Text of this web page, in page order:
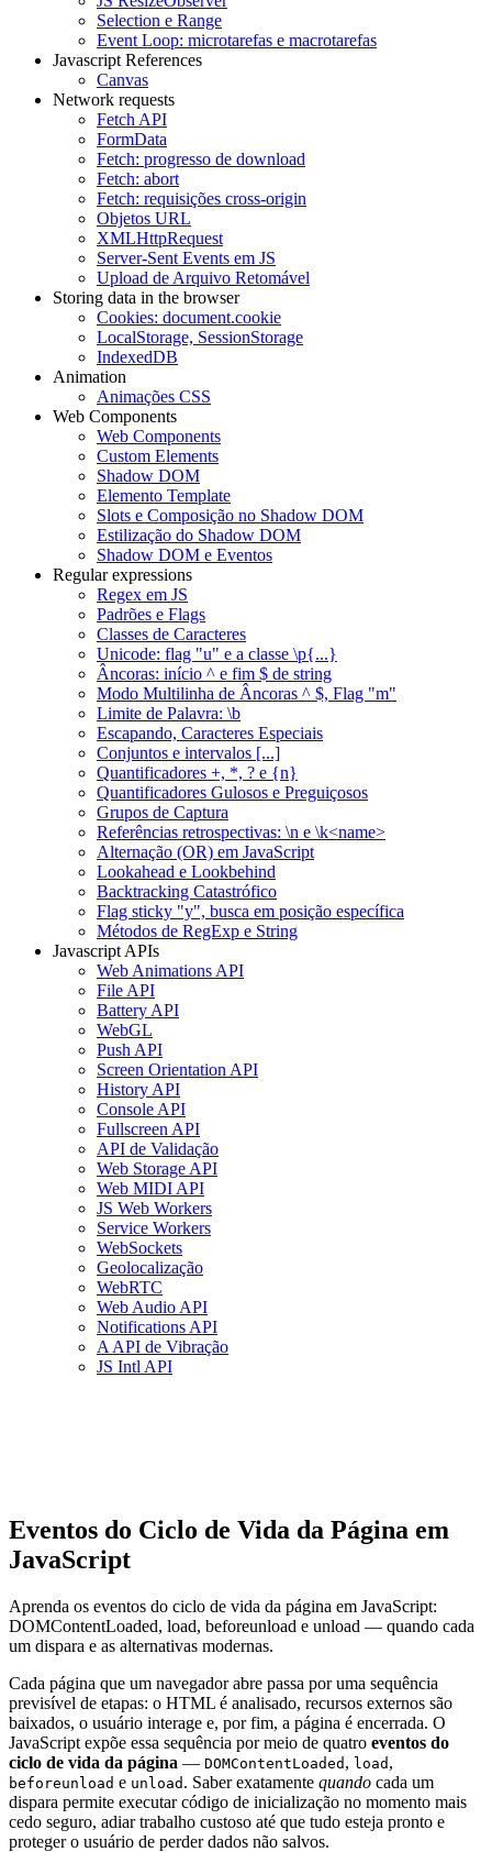
Selection e Range
Event Loop: microtarefas e macrotarefas
Javascript References
Canvas
Network requests
Fetch API
FormData
Fetch: progresso de download
Fetch: abort
Fetch: requisições cross-origin
Objetos URL
XMLHttpRequest
Server-Sent Events em JS
Upload de Arquivo Retomável
Storing data in the browser
Cookies: document.cookie
LocalStorage, SessionStorage
IndexedDB
Animation
Animações CSS
Web Components
Web Components
Custom Elements
Shadow DOM
Elemento Template
Slots e Composição no Shadow DOM
Estilização do Shadow DOM
Shadow DOM e Eventos
Regular expressions
Regex em JS
Padrões e Flags
Classes de Caracteres
Unicode: flag "u" e a classe \p{...}
Âncoras: início ^ e fim $ de string
Modo Multilinha de Âncoras ^ $, Flag "m"
Limite de Palavra: \b
Escapando, Caracteres Especiais
Conjuntos e intervalos [...]
Quantificadores +, *, ? e {n}
Quantificadores Gulosos e Preguiçosos
Grupos de Captura
Referências retrospectivas: \n e \k<name>
Alternação (OR) em JavaScript
Lookahead e Lookbehind
Backtracking Catastrófico
Flag sticky "y", busca em posição específica
Métodos de RegExp e String
Javascript APIs
Web Animations API
File API
Battery API
WebGL
Push API
Screen Orientation API
History API
Console API
Fullscreen API
API de Validação
Web Storage API
Web MIDI API
JS Web Workers
Service Workers
WebSockets
Geolocalização
WebRTC
Web Audio API
Notifications API
A API de Vibração
JS Intl API
Eventos do Ciclo de Vida da Página em
JavaScript
Aprenda os eventos do ciclo de vida da página em JavaScript:
DOMContentLoaded, load, beforeunload e unload — quando cada
um dispara e as alternativas modernas.
Cada página que um navegador abre passa por uma sequência
previsível de etapas: o HTML é analisado, recursos externos são
baixados, o usuário interage e, por fim, a página é encerrada. O
JavaScript expõe essa sequência por meio de quatro eventos do
ciclo de vida da página — DOMContentLoaded , load ,
beforeunload e unload . Saber exatamente quando cada um
dispara permite executar código de inicialização no momento mais
cedo seguro, adiar trabalho custoso até que tudo esteja pronto e
proteger o usuário de perder dados não salvos.